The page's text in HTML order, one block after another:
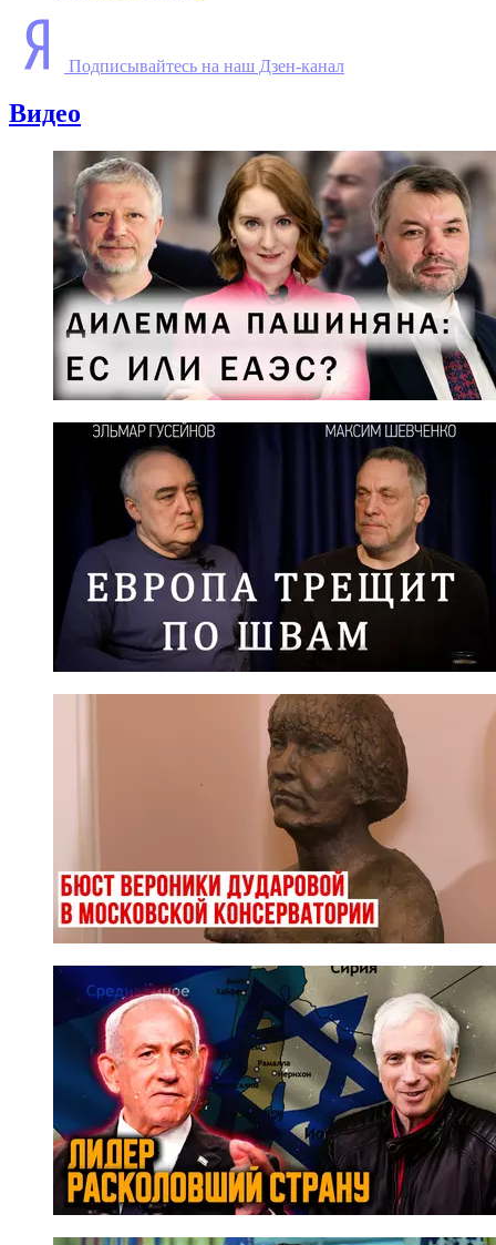
Подписывайтесь на наш Дзен-канал
Видео